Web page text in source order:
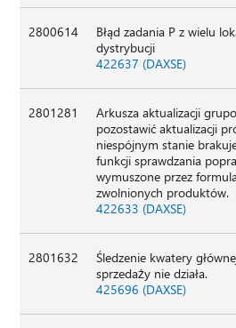
2800614
Błąd zadania P z wielu
dystrybucji
422637 (DAXSE)
2801281
Arkusza aktualizacji
pozostawić aktualizacji
niespójnym stanie
funkcji sprawdzania
wymuszone przez
zwolnionych produktów.
422633 (DAXSE)
2801632
Śledzenie kwatery
sprzedaży nie działa.
425696 (DAXSE)